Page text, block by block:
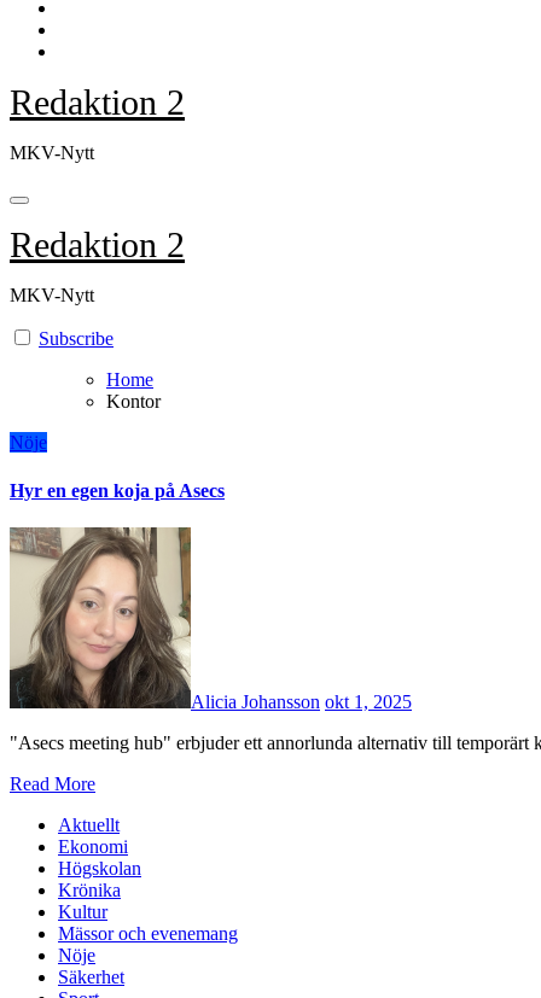
Redaktion 2
MKV-Nytt
Redaktion 2
MKV-Nytt
Subscribe
Home
Kontor
Nöje
Hyr en egen koja på Asecs
Alicia Johansson okt 1, 2025
"Asecs meeting hub" erbjuder ett annorlunda alternativ till temporärt
Read More
Aktuellt
Ekonomi
Högskolan
Krönika
Kultur
Mässor och evenemang
Nöje
Säkerhet